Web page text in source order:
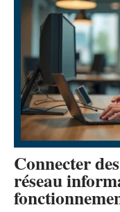
Connecter
réseau